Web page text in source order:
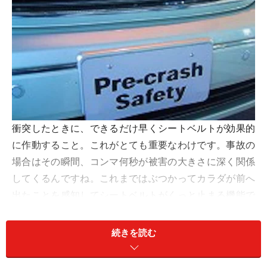
衝突したときに、できるだけ早くシートベルトが効果的
に作動すること。これがとても重要なわけです。事故の
場合はその瞬間、コンマ何秒が被害の大きさに深く関係
してくるんですね。これまではぶつかってカラダが前へ
出たことを感知してシートベルトがくっと止まる機能で
てくれたら？ ドライバーにとって大きな被害低減にな
ること間違いなし。これに着目して開発されたのがプリ
クラッシュ（事故前）セーフティというわけです。
続きを読む